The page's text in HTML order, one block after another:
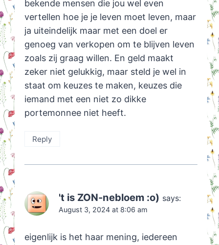
bekende mensen die jou wel even
vertellen hoe je je leven moet leven, maar
ja uiteindelijk maar met een doel er
genoeg van verkopen om te blijven leven
zoals zij graag willen. En geld maakt
zeker niet gelukkig, maar steld je wel in
staat om keuzes te maken, keuzes die
iemand met een niet zo dikke
portemonnee niet heeft.
Reply
't is ZON-nebloem :o) says:
August 3, 2024 at 8:06 am
eigenlijk is het haar mening, iedereen